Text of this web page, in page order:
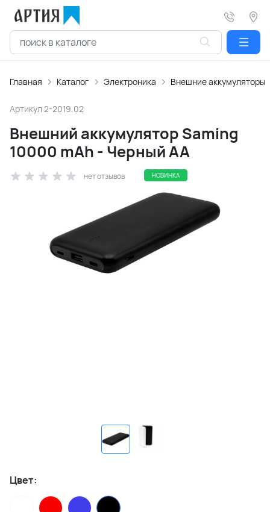
Главная Каталог Электроника Внешние аккумуляторы
Артикул 2-2019.02
Внешний аккумулятор Saming
10000 mAh - Черный AA
нет отзывов НОВИНКА
Цвет: